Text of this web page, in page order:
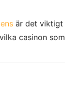
är det viktigt
casinon som